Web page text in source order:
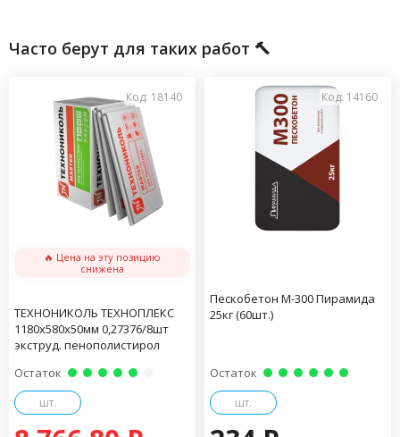
Часто берут для таких работ 🔨
Код: 18140
🔥 Цена на эту позицию
снижена
ТЕХНОНИКОЛЬ ТЕХНОПЛЕКС
1180х580х50мм 0,27376/8шт
экструд. пенополистирол
Остаток
шт.
Код: 14160
Пескобетон М-300 Пирамида
25кг (60шт.)
Остаток
шт.